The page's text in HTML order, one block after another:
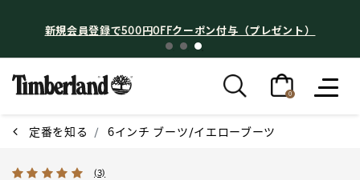
新規会員登録で500円OFFクーポン付与（プレゼント）
0
定番を知る 6インチ ブーツ/イエローブーツ
5 out of 5 Customer Rating
(3)